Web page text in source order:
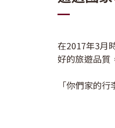
在2017年3月
好的旅遊品質
「你們家的